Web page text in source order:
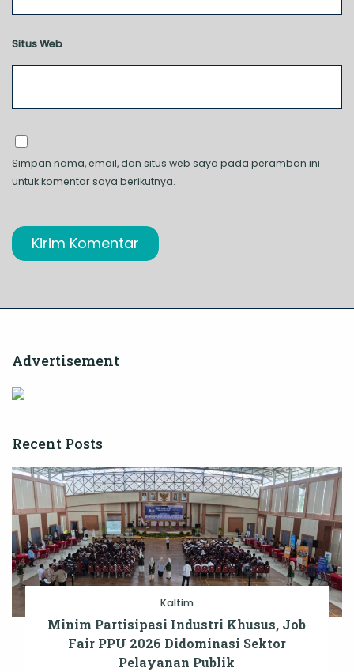
Situs Web
Simpan nama, email, dan situs web saya pada peramban ini
untuk komentar saya berikutnya.
Advertisement
Recent Posts
Kaltim
Minim Partisipasi Industri Khusus, Job
Fair PPU 2026 Didominasi Sektor
Pelayanan Publik